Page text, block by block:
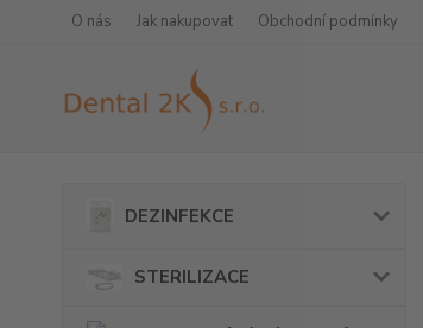
O nás Jak nakupovat Obchodní podmínky
DEZINFEKCE
STERILIZACE